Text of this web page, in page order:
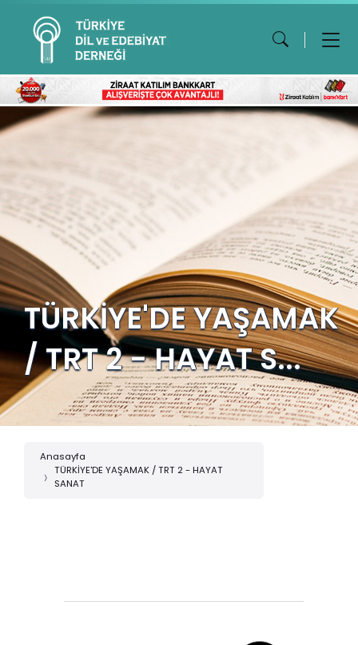
TÜRKİYE'DE YAŞAMAK
/ TRT 2 - HAYAT S...
Anasayfa
TÜRKİYE'DE YAŞAMAK / TRT 2 - HAYAT
SANAT